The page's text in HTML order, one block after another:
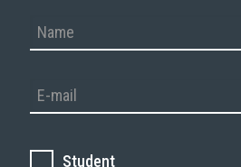
Student